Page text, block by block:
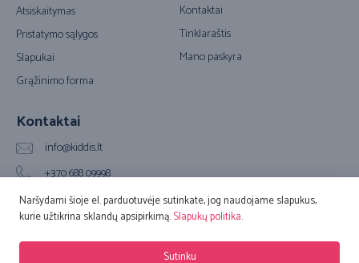
Atsiskaitymas
Pristatymo sąlygos
Slapukai
Grąžinimo forma
Kontaktai
Tinklaraštis
Mano paskyra
Kontaktai
info@kiddis.lt
+370 688 09998
Vilkpėdės g. 20A, LT-03151 Vilnius (Biuro adresas)
© 2016 – 2026 Kiddis.lt. Visos teisės saugomos. Sprendimas:
Naršydami šioje el. parduotuvėje sutinkate, jog naudojame slapukus,
kurie užtikrina sklandų apsipirkimą.Slapukų politika.
Sutinku